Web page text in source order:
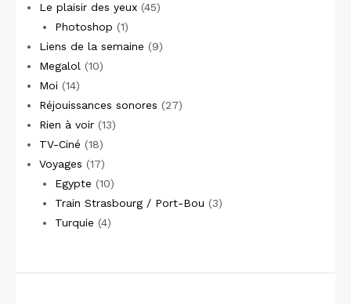
Le plaisir des yeux (45)
Photoshop (1)
Liens de la semaine (9)
Megalol (10)
Moi (14)
Réjouissances sonores (27)
Rien à voir (13)
TV-Ciné (18)
Voyages (17)
Egypte (10)
Train Strasbourg / Port-Bou (3)
Turquie (4)